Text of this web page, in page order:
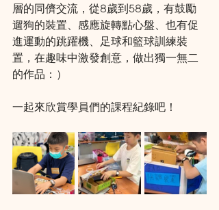
層的同儕交流，從8歲到58歲，有鼓勵
遛狗的裝置、感應旋轉點心盤、也有促
進運動的跳躍機、足球和籃球訓練裝
置，在趣味中激發創意，做出獨一無二
的作品：）
一起來欣賞學員們的課程紀錄吧！